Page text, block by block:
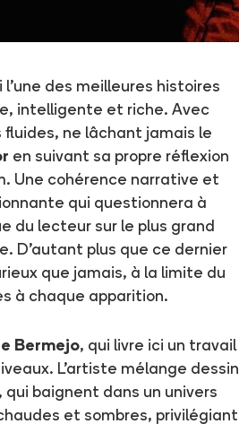
l'une des meilleures histoires
intelligente et riche. Avec
fluides, ne lâchant jamais le
en suivant sa propre réflexion
Une cohérence narrative et
qui questionnera à
du lecteur sur le plus grand
D'autant plus que ce dernier
que jamais, à la limite du
à chaque apparition.
Bermejo, qui livre ici un travail
L'artiste mélange dessin
baignent dans un univers
et sombres, privilégiant